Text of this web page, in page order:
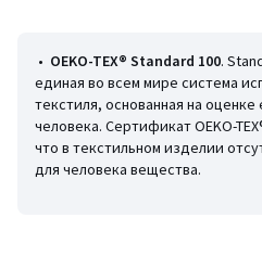
• Машинная сушка на умеренном
• Химчистка запрещена
• OEKO-TEX® Standard 100.
единая во всем мире система
текстиля, основанная на оценке
человека. Сертификат OEKO-
что в текстильном изделии
для человека вещества.